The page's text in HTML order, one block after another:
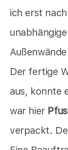
ich erst
Der fertige
aus, konnte
war hier
verpackt.